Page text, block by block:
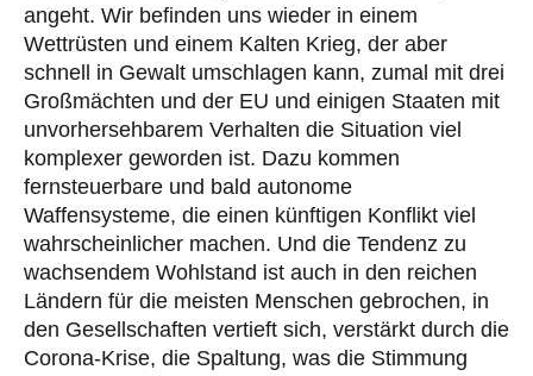
angeht. Wir befinden uns wieder in einem
Wettrüsten und einem Kalten Krieg, der aber
schnell in Gewalt umschlagen kann, zumal mit drei
Großmächten und der EU und einigen Staaten mit
unvorhersehbarem Verhalten die Situation viel
komplexer geworden ist. Dazu kommen
fernsteuerbare und bald autonome
Waffensysteme, die einen künftigen Konflikt viel
wahrscheinlicher machen. Und die Tendenz zu
wachsendem Wohlstand ist auch in den reichen
Ländern für die meisten Menschen gebrochen, in
den Gesellschaften vertieft sich, verstärkt durch die
Corona-Krise, die Spaltung, was die Stimmung